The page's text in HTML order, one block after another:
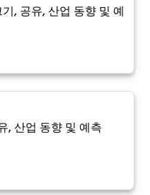
, 공유, 산업 동향 및 예
산업 동향 및 예측